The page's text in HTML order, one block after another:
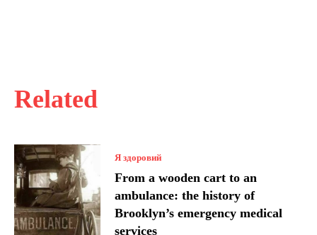
Related
Я здоровий
From a wooden cart to an
ambulance: the history of
Brooklyn’s emergency medical
services